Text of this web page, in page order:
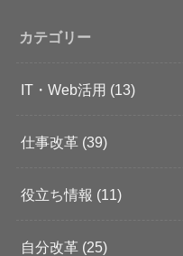
カテゴリー
IT・Web活用 (13)
仕事改革 (39)
役立ち情報 (11)
自分改革 (25)